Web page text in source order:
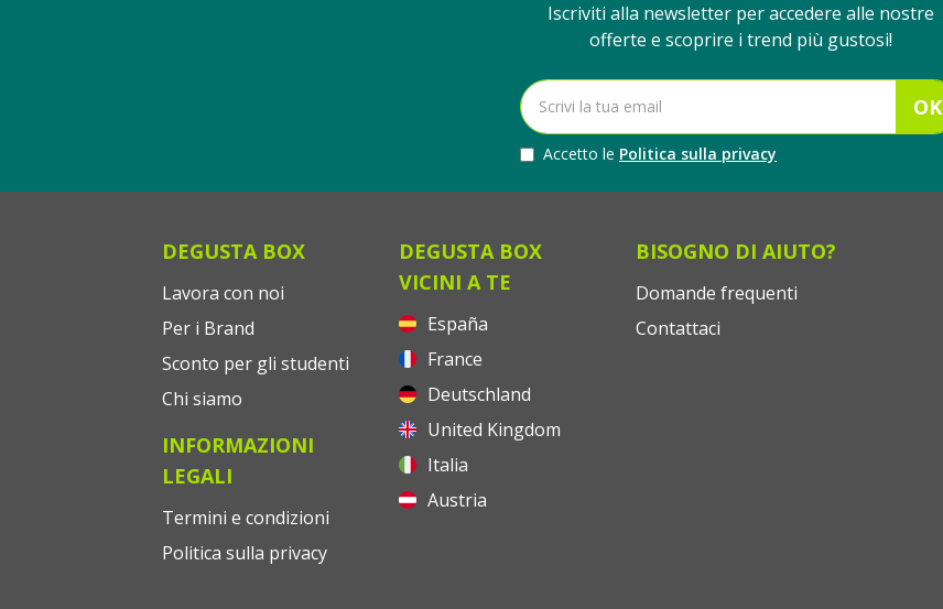
Iscriviti alla newsletter per accedere alle nostre
offerte e scoprire i trend più gustosi!
OK
Accetto le Politica sulla privacy
DEGUSTA BOX
Lavora con noi
Per i Brand
Sconto per gli studenti
Chi siamo
INFORMAZIONI
LEGALI
Termini e condizioni
Politica sulla privacy
DEGUSTA BOX
VICINI A TE
España
France
Deutschland
United Kingdom
Italia
Austria
BISOGNO DI AIUTO?
Domande frequenti
Contattaci